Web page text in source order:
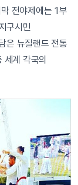
전야제에는 1부
구시민
은 뉴질랜드 전통
계 각국의